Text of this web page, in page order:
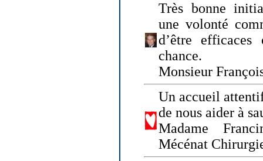
Très bonne
une volonté
d’être
chance.
Monsieur
Un accueil
de nous aider à
Madame
Mécénat